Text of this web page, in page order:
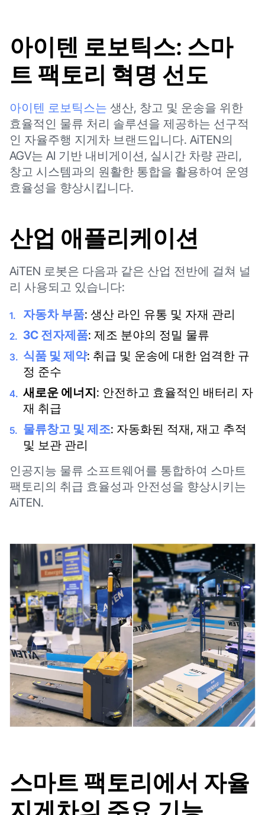
아이텐 로보틱스: 스마
트 팩토리 혁명 선도
아이텐 로보틱스는 생산, 창고 및 운송을 위한
효율적인 물류 처리 솔루션을 제공하는 선구적
인 자율주행 지게차 브랜드입니다. AiTEN의
AGV는 AI 기반 내비게이션, 실시간 차량 관리,
창고 시스템과의 원활한 통합을 활용하여 운영
효율성을 향상시킵니다.
산업 애플리케이션
AiTEN 로봇은 다음과 같은 산업 전반에 걸쳐 널
리 사용되고 있습니다:
자동차 부품: 생산 라인 유통 및 자재 관리
3C 전자제품: 제조 분야의 정밀 물류
식품 및 제약: 취급 및 운송에 대한 엄격한 규
정 준수
새로운 에너지: 안전하고 효율적인 배터리 자
재 취급
물류창고 및 제조: 자동화된 적재, 재고 추적
및 보관 관리
인공지능 물류 소프트웨어를 통합하여 스마트
팩토리의 취급 효율성과 안전성을 향상시키는
AiTEN.
스마트 팩토리에서 자율